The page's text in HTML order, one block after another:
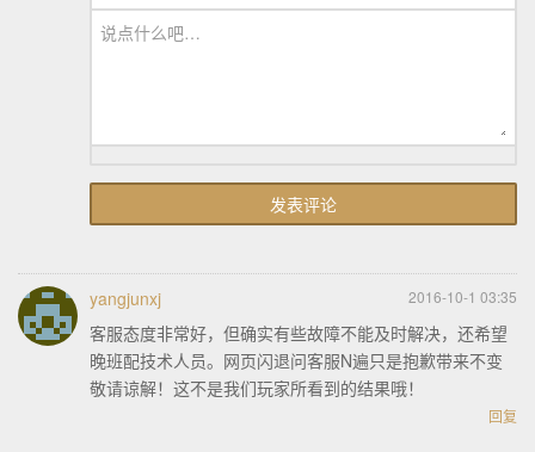
说点什么吧…
yangjunxj 2016-10-1 03:35
客服态度非常好，但确实有些故障不能及时解决，还希望
晚班配技术人员。网页闪退问客服N遍只是抱歉带来不变
敬请谅解！这不是我们玩家所看到的结果哦！
回复